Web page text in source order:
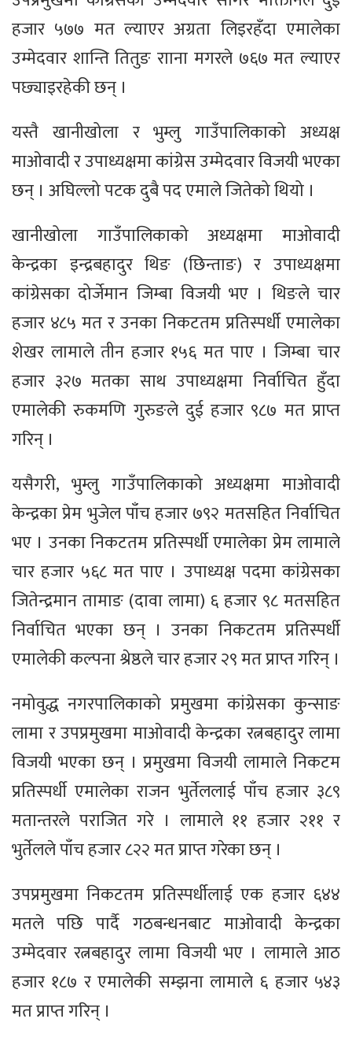
हजार ५७७ मत ल्याएर अग्रता लिइरहँदा एमालेका
उम्मेदवार शान्ति तितुङ रााना मगरले ७६७ मत ल्याएर
पछ्याइरहेकी छन् ।
यस्तै खानीखोला र भुम्लु गाउँपालिकाको अध्यक्ष
माओवादी र उपाध्यक्षमा कांग्रेस उम्मेदवार विजयी भएका
छन् । अघिल्लो पटक दुबै पद एमाले जितेको थियो ।
खानीखोला गाउँपालिकाको अध्यक्षमा माओवादी
केन्द्रका इन्द्रबहादुर थिङ (छिन्ताङ) र उपाध्यक्षमा
कांग्रेसका दोर्जेमान जिम्बा विजयी भए । थिङले चार
हजार ४८५ मत र उनका निकटतम प्रतिस्पर्धी एमालेका
शेखर लामाले तीन हजार १५६ मत पाए । जिम्बा चार
हजार ३२७ मतका साथ उपाध्यक्षमा निर्वाचित हुँदा
एमालेकी रुकमणि गुरुङले दुई हजार ९८७ मत प्राप्त
गरिन् ।
यसैगरी, भुम्लु गाउँपालिकाको अध्यक्षमा माओवादी
केन्द्रका प्रेम भुजेल पाँच हजार ७९२ मतसहित निर्वाचित
भए । उनका निकटतम प्रतिस्पर्धी एमालेका प्रेम लामाले
चार हजार ५६८ मत पाए । उपाध्यक्ष पदमा कांग्रेसका
जितेन्द्रमान तामाङ (दावा लामा) ६ हजार ९८ मतसहित
निर्वाचित भएका छन् । उनका निकटतम प्रतिस्पर्धी
एमालेकी कल्पना श्रेष्ठले चार हजार २९ मत प्राप्त गरिन् ।
नमोवुद्ध नगरपालिकाको प्रमुखमा कांग्रेसका कुन्साङ
लामा र उपप्रमुखमा माओवादी केन्द्रका रत्नबहादुर लामा
विजयी भएका छन् । प्रमुखमा विजयी लामाले निकटम
प्रतिस्पर्धी एमालेका राजन भुर्तेललाई पाँच हजार ३८९
मतान्तरले पराजित गरे । लामाले ११ हजार २११ र
भुर्तेलले पाँच हजार ८२२ मत प्राप्त गरेका छन् ।
उपप्रमुखमा निकटतम प्रतिस्पर्धीलाई एक हजार ६४४
मतले पछि पार्दै गठबन्धनबाट माओवादी केन्द्रका
उम्मेदवार रत्नबहादुर लामा विजयी भए । लामाले आठ
हजार १८७ र एमालेकी सम्झना लामाले ६ हजार ५४३
मत प्राप्त गरिन् ।